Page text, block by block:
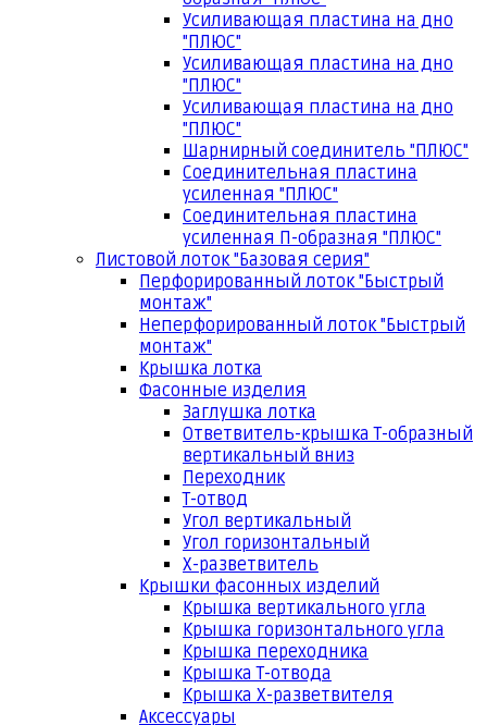
Усиливающая пластина на дно
"ПЛЮС"
Усиливающая пластина на дно
"ПЛЮС"
Усиливающая пластина на дно
"ПЛЮС"
Шарнирный соединитель "ПЛЮС"
Соединительная пластина
усиленная "ПЛЮС"
Соединительная пластина
усиленная П-образная "ПЛЮС"
Листовой лоток "Базовая серия"
Перфорированный лоток "Быстрый
монтаж"
Неперфорированный лоток "Быстрый
монтаж"
Крышка лотка
Фасонные изделия
Заглушка лотка
Ответвитель-крышка Т-образный
вертикальный вниз
Переходник
Т-отвод
Угол вертикальный
Угол горизонтальный
Х-разветвитель
Крышки фасонных изделий
Крышка вертикального угла
Крышка горизонтального угла
Крышка переходника
Крышка Т-отвода
Крышка Х-разветвителя
Аксессуары